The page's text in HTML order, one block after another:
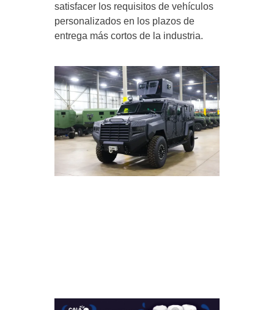
satisfacer los requisitos de vehículos
personalizados en los plazos de
entrega más cortos de la industria.